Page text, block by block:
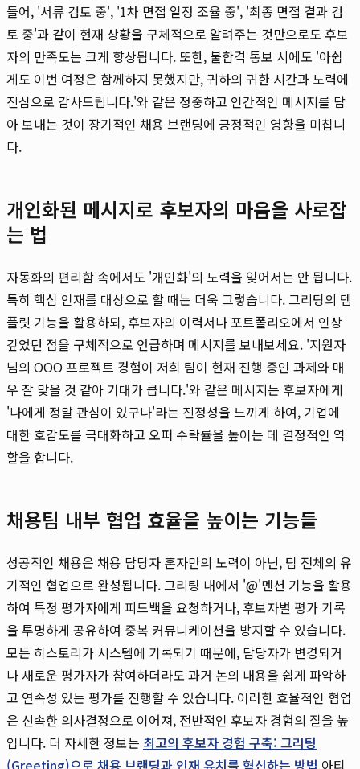
들어, '서류 검토 중', '1차 면접 일정 조율 중', '최종 면접 결과 검
토 중'과 같이 현재 상황을 구체적으로 알려주는 것만으로도 후보
자의 만족도는 크게 향상됩니다. 또한, 불합격 통보 시에도 '아쉽
게도 이번 여정은 함께하지 못했지만, 귀하의 귀한 시간과 노력에
진심으로 감사드립니다.'와 같은 정중하고 인간적인 메시지를 담
아 보내는 것이 장기적인 채용 브랜딩에 긍정적인 영향을 미칩니
다.
개인화된 메시지로 후보자의 마음을 사로잡
는 법
자동화의 편리함 속에서도 '개인화'의 노력을 잊어서는 안 됩니다.
특히 핵심 인재를 대상으로 할 때는 더욱 그렇습니다. 그리팅의 템
플릿 기능을 활용하되, 후보자의 이력서나 포트폴리오에서 인상
깊었던 점을 구체적으로 언급하며 메시지를 보내보세요. '지원자
님의 OOO 프로젝트 경험이 저희 팀이 현재 진행 중인 과제와 매
우 잘 맞을 것 같아 기대가 큽니다.'와 같은 메시지는 후보자에게
'나에게 정말 관심이 있구나'라는 진정성을 느끼게 하여, 기업에
대한 호감도를 극대화하고 오퍼 수락률을 높이는 데 결정적인 역
할을 합니다.
채용팀 내부 협업 효율을 높이는 기능들
성공적인 채용은 채용 담당자 혼자만의 노력이 아닌, 팀 전체의 유
기적인 협업으로 완성됩니다. 그리팅 내에서 '@'멘션 기능을 활용
하여 특정 평가자에게 피드백을 요청하거나, 후보자별 평가 기록
을 투명하게 공유하여 중복 커뮤니케이션을 방지할 수 있습니다.
모든 히스토리가 시스템에 기록되기 때문에, 담당자가 변경되거
나 새로운 평가자가 참여하더라도 과거 논의 내용을 쉽게 파악하
고 연속성 있는 평가를 진행할 수 있습니다. 이러한 효율적인 협업
은 신속한 의사결정으로 이어져, 전반적인 후보자 경험의 질을 높
입니다. 더 자세한 정보는 최고의 후보자 경험 구축: 그리팅
(Greeting)으로 채용 브랜딩과 인재 유치를 혁신하는 방법 아티